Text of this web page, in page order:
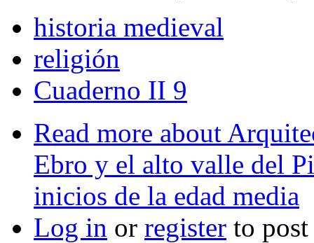
historia medieval
religión
Cuaderno II 9
Read more about
Ebro y el alto valle del
inicios de la edad media
Log in or register to